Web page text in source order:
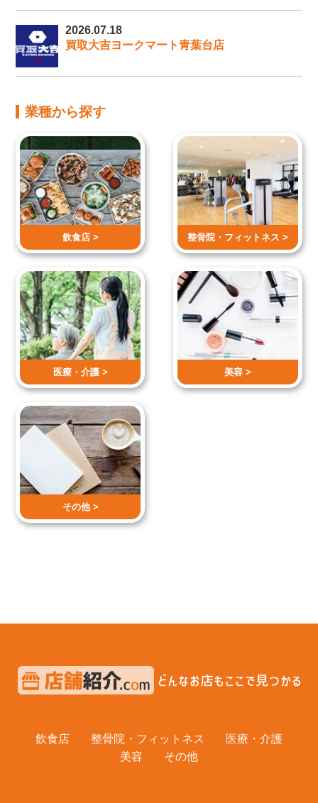
2026.07.18
買取大吉ヨークマート青葉台店
業種から探す
飲食店 > 整骨院・ フィットネス >
医療・介護 > 美容 >
その他 >
飲食店 整骨院・フィットネス
医療・介護
美容
その他